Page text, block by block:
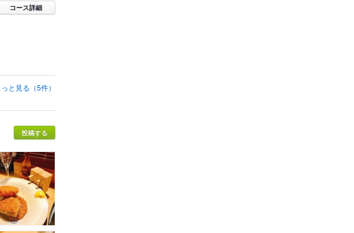
コース詳細
と見る（5件）
投稿する